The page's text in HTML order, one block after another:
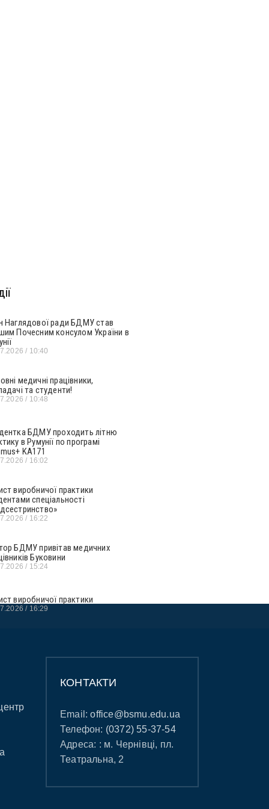
Наглядової ради БДМУ став
Почесним консулом України в
10:40
медичні працівники,
та студенти!
10:48
БДМУ проходить літню
в Румунії по програмі
KA171
16:02
виробничої практики
спеціальності
16:22
БДМУ привітав медичних
Буковини
15:24
виробничої практики
16:29
КОНТАКТИ
Email:office@bsmu.edu.ua
Телефон: (0372) 55-37-54
Адреса: : м. Чернівці, пл.
Театральна, 2